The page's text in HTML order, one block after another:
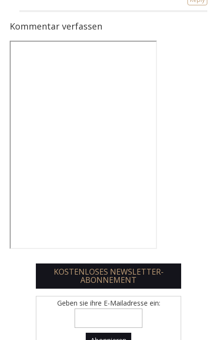
Kommentar verfassen
KOSTENLOSES NEWSLETTER-
ABONNEMENT
Geben sie ihre E-Mailadresse ein: